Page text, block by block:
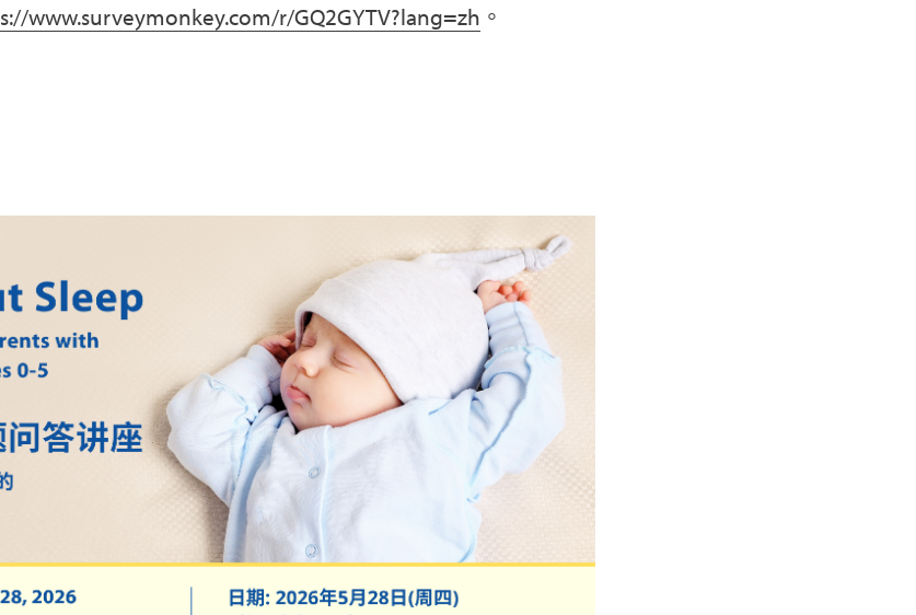
www.surveymonkey.com/r/GQ2GYTV?lang=zh 。